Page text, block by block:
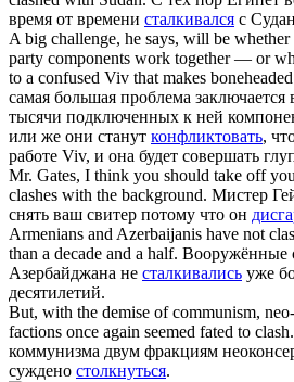
время от времени сталкивался с
A big challenge, he says, will be
party components work together — or
to a confused Viv that makes
самая большая проблема
тысячи подключенных к ней
или же они станут конфликтовать,
работе Viv, и она будет совершать
Mr. Gates, I think you should take off
clashes with the background. Мистер
снять ваш свитер потому что он
Armenians and Azerbaijanis have not
than a decade and a half. Вооружённые
Азербайджана не сталкивались уже
десятилетий.
But, with the demise of communism,
factions once again seemed fated to clash.
коммунизма двум фракциям
суждено столкнуться.